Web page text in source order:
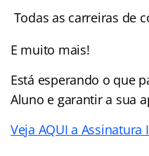
Todas as carreiras de
E muito mais!
Está esperando o que
Aluno e garantir a sua
Veja AQUI a Assinatura